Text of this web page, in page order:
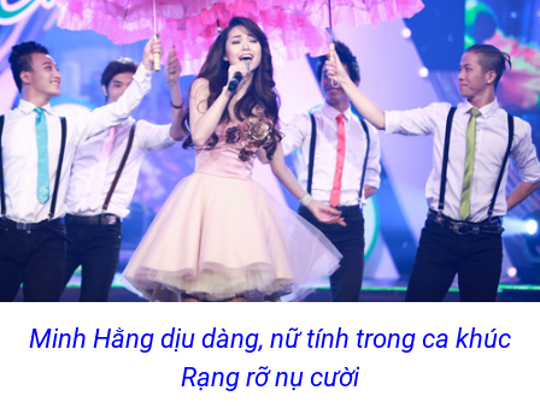
Minh Hằng dịu dàng, nữ tính trong ca khúc
Rạng rỡ nụ cười